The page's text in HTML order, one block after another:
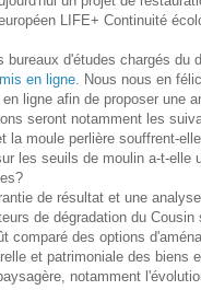
LIFE+ Continuité
bureaux d'études chargés
mis en ligne . Nous nous en
ligne afin de proposer une
seront notamment les
la moule perlière souffrent-
les seuils de moulin a-t-elle
de résultat et une
de dégradation du
comparé des options
et patrimoniale des biens
notamment